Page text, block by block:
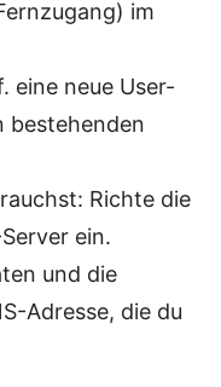
im
eine neue User-
bestehenden
Richte die
ein.
und die
Adresse, die du